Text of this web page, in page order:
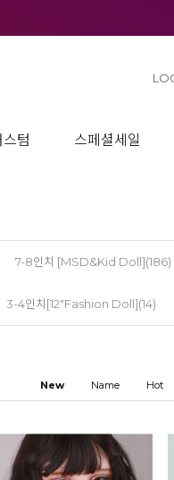
스텀 스페셜세일
7-8인치 [MSD&Kid Doll](186)
3-4인치[12"Fashion Doll](14)
New Name Hot